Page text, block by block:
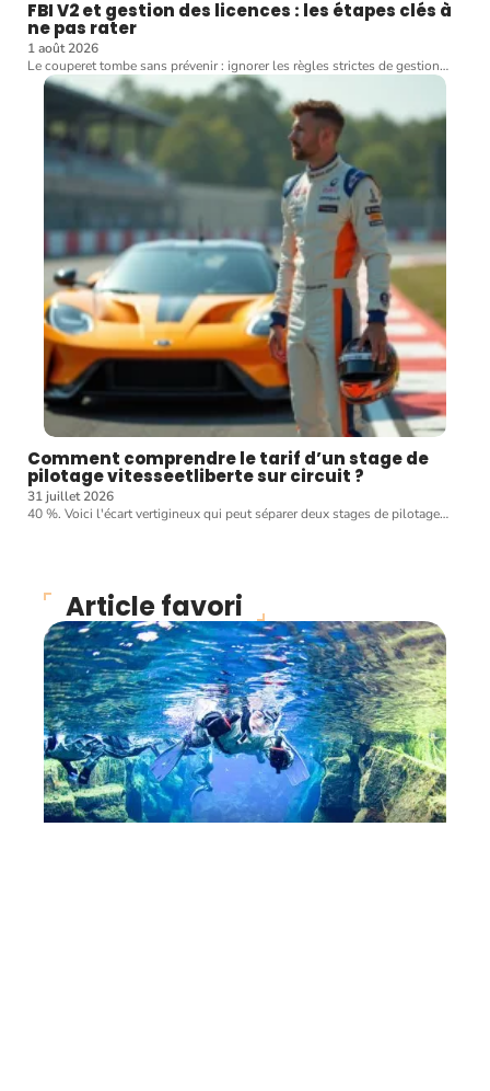
FBI V2 et gestion des licences : les étapes clés à
ne pas rater
1 août 2026
Le couperet tombe sans prévenir : ignorer les règles strictes de gestion…
Comment comprendre le tarif d’un stage de
pilotage vitesseetliberte sur circuit ?
31 juillet 2026
40 %. Voici l'écart vertigineux qui peut séparer deux stages de pilotage…
Article favori